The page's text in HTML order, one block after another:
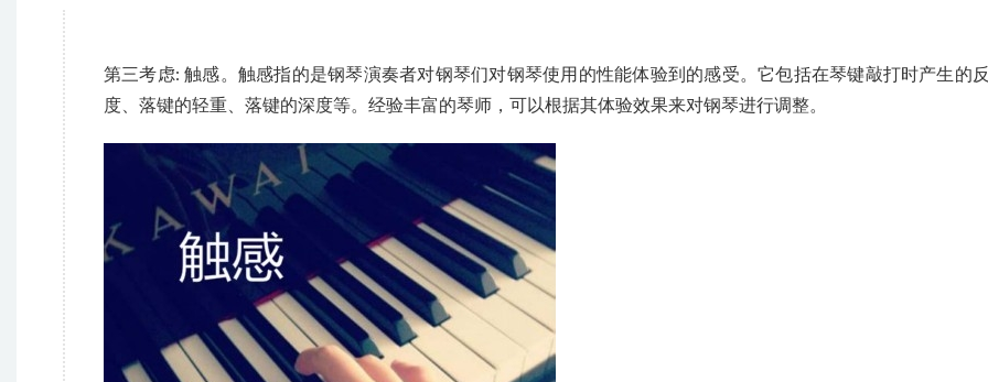
第三考虑: 触感。触感指的是钢琴演奏者对钢琴们对钢琴使用的性能体验到的感受。它包括在琴键敲打时产生的
度、落键的轻重、落键的深度等。经验丰富的琴师，可以根据其体验效果来对钢琴进行调整。